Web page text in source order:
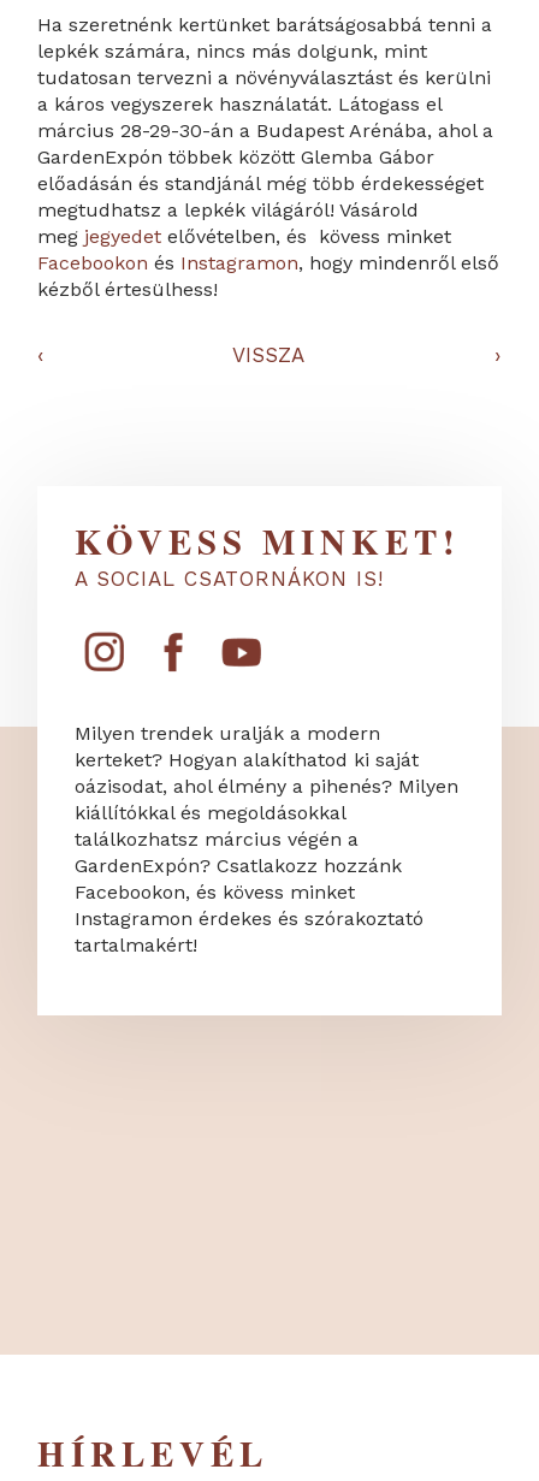
Ha szeretnénk kertünket barátságosabbá tenni a
lepkék számára, nincs más dolgunk, mint
tudatosan tervezni a növényválasztást és kerülni
a káros vegyszerek használatát. Látogass el
március 28-29-30-án a Budapest Arénába, ahol a
GardenExpón többek között Glemba Gábor
előadásán és standjánál még több érdekességet
megtudhatsz a lepkék világáról! Vásárold
meg jegyedet elővételben, és kövess minket
Facebookon és Instagramon, hogy mindenről első
kézből értesülhess!
‹ VISSZA ›
KÖVESS MINKET!
A SOCIAL CSATORNÁKON IS!
Milyen trendek uralják a modern
kerteket? Hogyan alakíthatod ki saját
oázisodat, ahol élmény a pihenés? Milyen
kiállítókkal és megoldásokkal
találkozhatsz március végén a
GardenExpón? Csatlakozz hozzánk
Facebookon, és kövess minket
Instagramon érdekes és szórakoztató
tartalmakért!
HÍRLEVÉL